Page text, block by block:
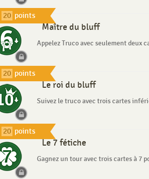
20 points
20 points
Maître du bluff
Appelez Truco avec seulement deux
20 points
Le roi du bluff
Suivez le truco avec trois cartes
Le 7 fétiche
Gagnez un tour avec trois cartes à 7